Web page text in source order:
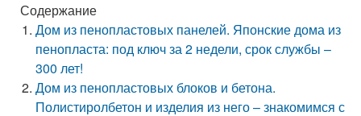
Содержание
Дом из пенопластовых панелей. Японские дома из
пенопласта: под ключ за 2 недели, срок службы –
300 лет!
Дом из пенопластовых блоков и бетона.
Полистиролбетон и изделия из него – знакомимся с